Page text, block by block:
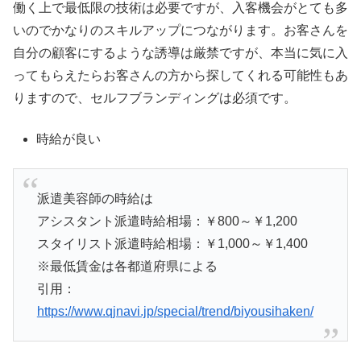
働く上で最低限の技術は必要ですが、入客機会がとても多
いのでかなりのスキルアップにつながります。お客さんを
自分の顧客にするような誘導は厳禁ですが、本当に気に入
ってもらえたらお客さんの方から探してくれる可能性もあ
りますので、セルフブランディングは必須です。
時給が良い
派遣美容師の時給は
アシスタント派遣時給相場：￥800～￥1,200
スタイリスト派遣時給相場：￥1,000～￥1,400
※最低賃金は各都道府県による
引用：
https://www.qjnavi.jp/special/trend/biyousihaken/